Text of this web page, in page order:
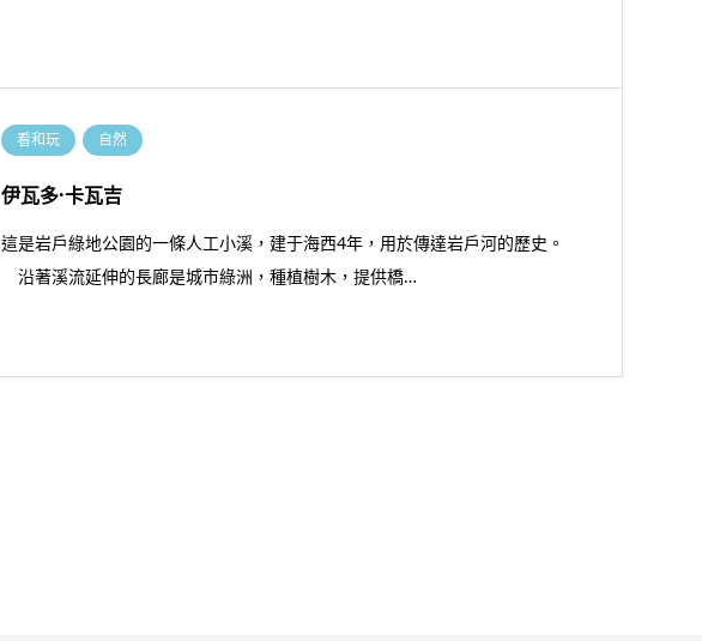
看和玩 自然
伊瓦多·卡瓦吉
這是岩戶綠地公園的一條人工小溪，建于海西4年，用於傳達岩戶河的歷史。
沿著溪流延伸的長廊是城市綠洲，種植樹木，提供橋…